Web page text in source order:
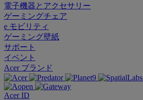
電子機器とアクセサリー
ゲーミングチェア
e モビリティ
ゲーミング壁紙
サポート
イベント
Acer ブランド
Acer ID